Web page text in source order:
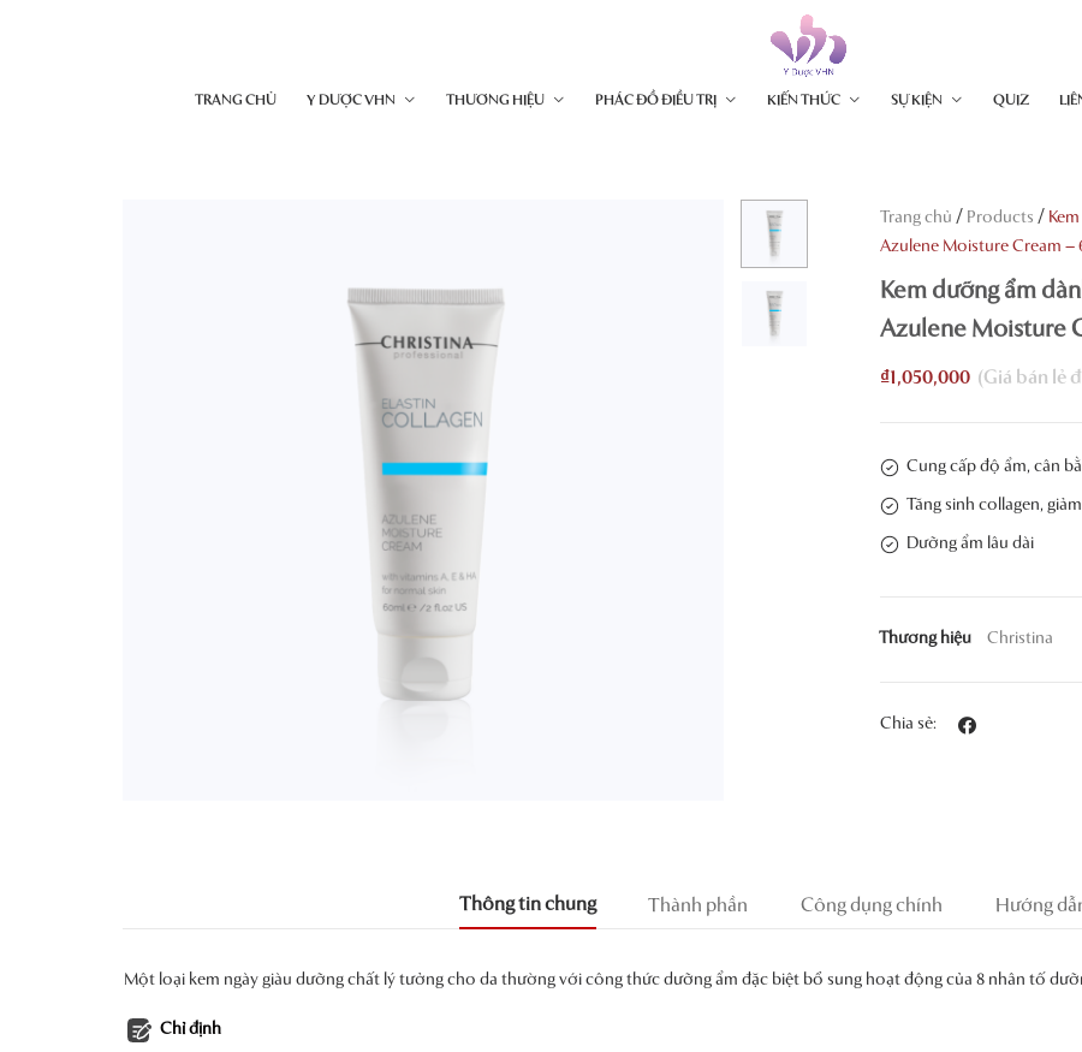
TRANG CHỦ Y DƯỢC VHN THƯƠNG HIỆU PHÁC ĐỒ ĐIỀU TRỊ KIẾN THỨC SỰ KIỆN QUIZ
Trang chủ / Products /
Azulene Moisture Cream –
Kem dưỡng ẩm
Azulene Moisture
₫1,050,000
Cung cấp độ ẩm, cân
Tăng sinh collagen,
Dưỡng ẩm lâu dài
Thương hiệu Christina
Chia sẻ:
Thông tin chung Thành phần Công dụng chính Hướng
Một loại kem ngày giàu dưỡng chất lý tưởng cho da thường với công thức dưỡng ẩm đặc biệt bổ sung hoạt động của 8 nhân tố
Chỉ định